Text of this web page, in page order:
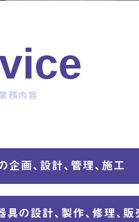
務内容
企画、設計、管理、施工
具の設計、製作、修理、販